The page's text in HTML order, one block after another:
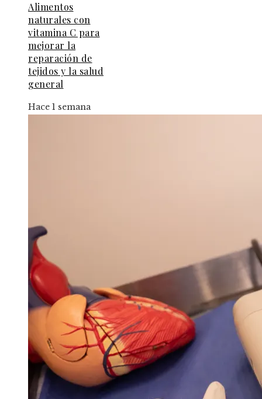
Alimentos
naturales con
vitamina C para
mejorar la
reparación de
tejidos y la salud
general
Hace 1 semana